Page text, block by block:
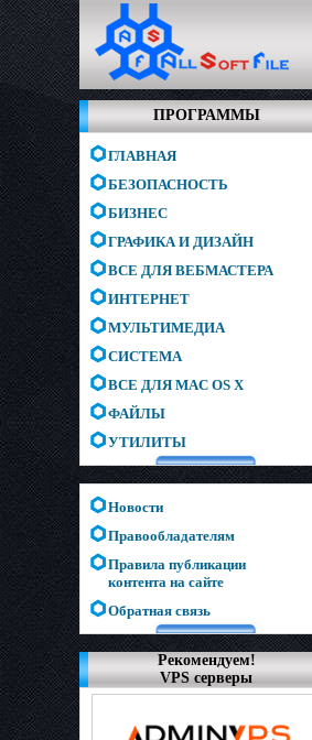
ПРОГРАММЫ
ГЛАВНАЯ
БЕЗОПАСНОСТЬ
БИЗНЕС
ГРАФИКА И ДИЗАЙН
ВСЕ ДЛЯ ВЕБМАСТЕРА
ИНТЕРНЕТ
МУЛЬТИМЕДИА
СИСТЕМА
ВСЕ ДЛЯ MAC OS X
ФАЙЛЫ
УТИЛИТЫ
Новости
Правообладателям
Правила публикации
контента на сайте
Обратная связь
Рекомендуем!
VPS серверы